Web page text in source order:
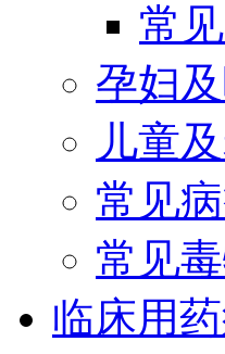
常
孕妇
儿童
常见
常见
临床用